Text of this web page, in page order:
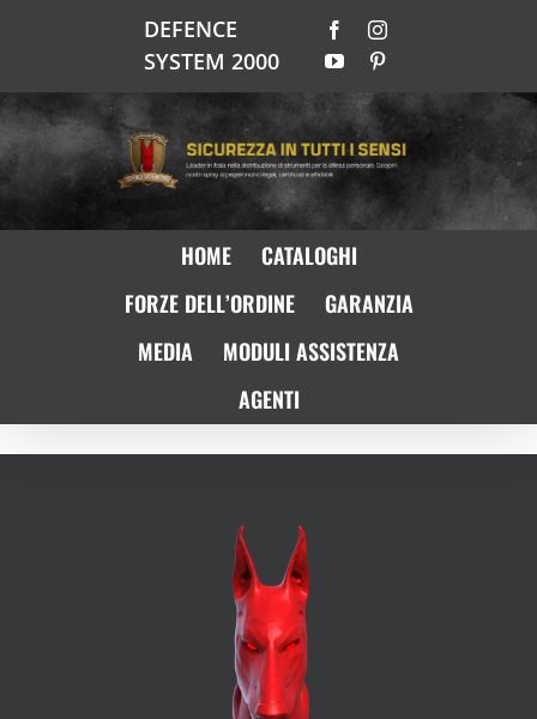
DEFENCE
SYSTEM 2000
FacebookInstagram
YouTubePinterest
HOME
CATALOGHI
FORZE DELL’ORDINE
GARANZIA
MEDIA
MODULI ASSISTENZA
AGENTI